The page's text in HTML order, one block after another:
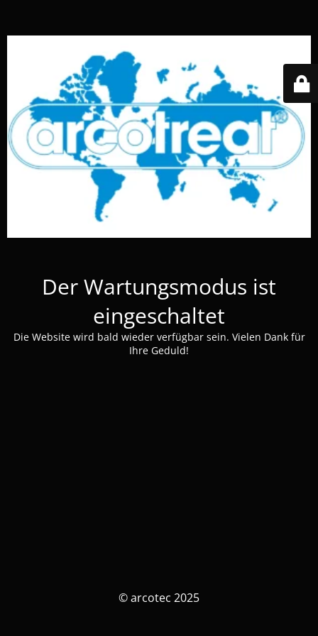
Der Wartungsmodus ist
eingeschaltet
Die Website wird bald wieder verfügbar sein. Vielen Dank für
Ihre Geduld!
© arcotec 2025